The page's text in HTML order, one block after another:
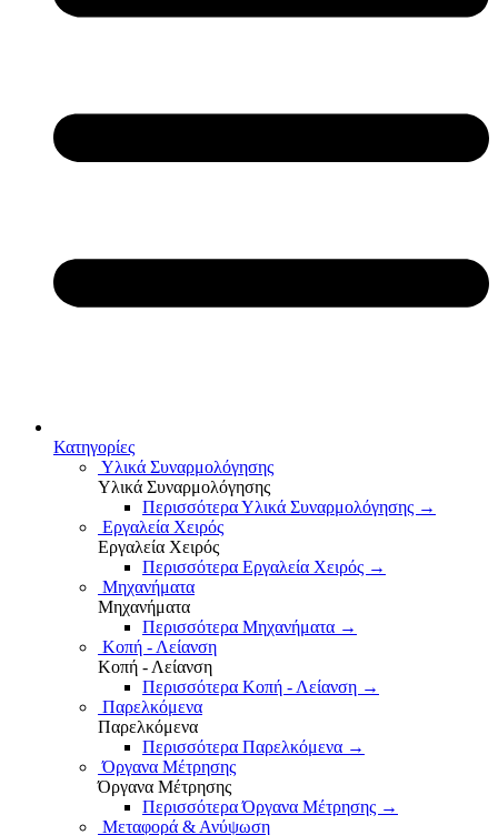
Κατηγορίες
Υλικά Συναρμολόγησης
Υλικά Συναρμολόγησης
Περισσότερα Υλικά Συναρμολόγησης →
Εργαλεία Χειρός
Εργαλεία Χειρός
Περισσότερα Εργαλεία Χειρός →
Μηχανήματα
Μηχανήματα
Περισσότερα Μηχανήματα →
Κοπή - Λείανση
Κοπή - Λείανση
Περισσότερα Κοπή - Λείανση →
Παρελκόμενα
Παρελκόμενα
Περισσότερα Παρελκόμενα →
Όργανα Μέτρησης
Όργανα Μέτρησης
Περισσότερα Όργανα Μέτρησης →
Μεταφορά & Ανύψωση